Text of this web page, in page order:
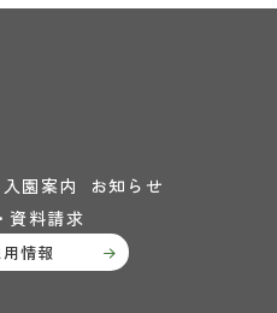
入園案内
お知らせ
資料請求
情報